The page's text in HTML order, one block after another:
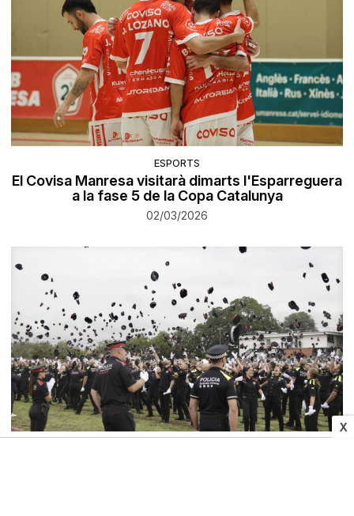
X
ESPORTS
El Covisa Manresa visitarà dimarts l'Esparreguera
a la fase 5 de la Copa Catalunya
02/03/2026